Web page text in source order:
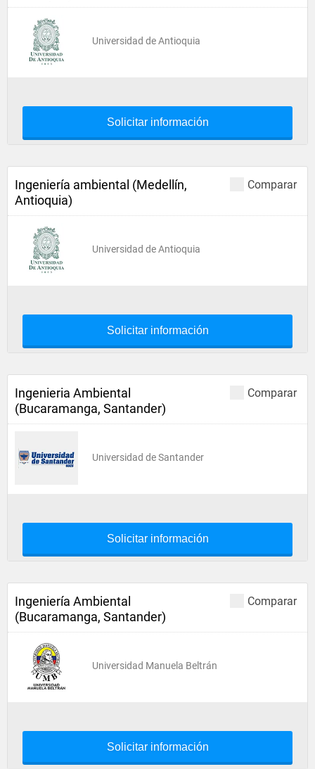
Universidad de Antioquia
Solicitar información
Comparar
Ingeniería ambiental (Medellín,
Antioquia)
Universidad de Antioquia
Solicitar información
Comparar
Ingenieria Ambiental
(Bucaramanga, Santander)
Universidad de Santander
Solicitar información
Comparar
Ingeniería Ambiental
(Bucaramanga, Santander)
Universidad Manuela Beltrán
Solicitar información